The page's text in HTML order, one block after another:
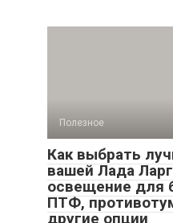
Полезное
Как выбрать
вашей Лада
освещение для
ПТФ,
другие опции